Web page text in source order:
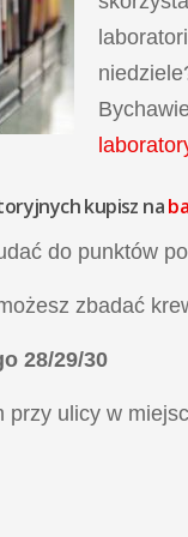
kupisz na
do punktów
zbadać
28/29/30
przy ulicy w